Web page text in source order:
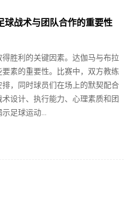
球战术与团队合作的重要性
胜利的关键因素。达伽马与布拉
素的重要性。比赛中，双方教练
，同时球员们在场上的默契配合
设计、执行能力、心理素质和团
足球运动...